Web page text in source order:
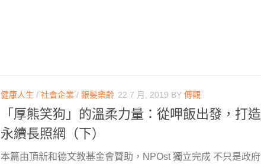
健康人生 / 社會企業 / 銀髮樂齡 22 7 月, 2019 BY 傅觀
「厚熊笑狗」的溫柔力量：從呷飯出發，打造
永續長照網（下）
本篇由頂新和德文教基金會贊助，NPOst 獨立完成 不只是政府